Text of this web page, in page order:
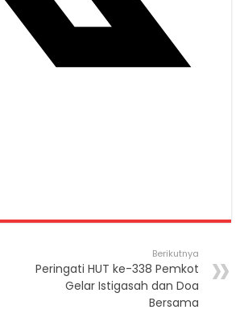
Berikutnya
Peringati HUT ke-338 Pemkot
Gelar Istigasah dan Doa
Bersama